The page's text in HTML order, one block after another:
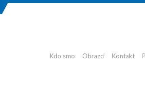
Kdo smo Obrazci Kontakt